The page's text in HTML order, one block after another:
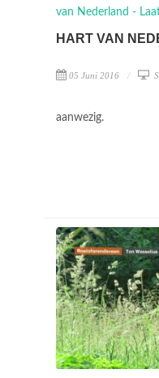
HART VAN
05 Juni 2016
aanwezig.